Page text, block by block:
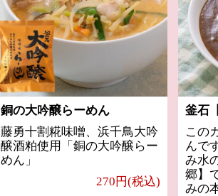
銅の大吟醸らーめん
藤勇十割糀味噌、浜千鳥大吟
醸酒粕使用「銅の大吟醸らー
めん」
270円(税込)
釜石
この
んで
み水
郷】
みの